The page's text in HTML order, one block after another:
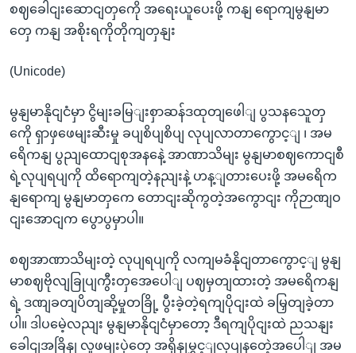
စဈခေါငျးဆောငျတှကေို အရေးယူပေးဖို့ ကနျ ရောကျမွနျမာ
တှေ ကနျ အစိုးရကိုတိုကျတှနျး
(Unicode)
မွနျမာနိုငျငံမှာ ငွိမျးခမြျးစှာဆန်ဒထုတျဖေါျ ပွသနသေူတှ
ကေို ရှာဖှဖေမျးဆီးမှု ခပျစိပျစိပျ လုပျလာတာကွောင့ျ ၊ အမ
ရေိကနျ ပွညျထောငျစုအနနေဲ့ အာဏာသိမျး မွနျမာစဈကောငျစီ
ရဲ့လုပျရပျကို ထိရောကျတဲ့နညျးနဲ့ ဟန့ျတားပေးဖို့ အမရေိက
နျရောကျ မွနျမာတှကေ တောငျးဆိုကွတဲ့အကွောငျး ကိုဉာဏျဝ
ငျးအောငျက ပွောပွမှာပါ။
စဈအာဏာသိမျးတဲ့ လုပျရပျကို လကျမခံနိုငျတာကွောင့ျ မွနျ
မာစဈဗိုလျခြုပျကွီးတှအေပေါျ ပဈမှတျထားတဲ့ အမရေိကနျ
ရဲ့ ဒဏျခတျပိတျဆို့မှုတခြို့ ပွီးခဲ့တဲ့ရကျပိုငျးထဲ ခမြှတျခဲ့တာ
ပါ။ ဒါပမေဲ့လညျး မွနျမာနိုငျငံမှာတော့ ဒီရကျပိုငျးထဲ ညသနျး
ခေါငျအခြိနျ လူဖမျးပှဲတှေ အရှိနျမွှင့ျလုပျနတေဲ့အပေါျ အမ